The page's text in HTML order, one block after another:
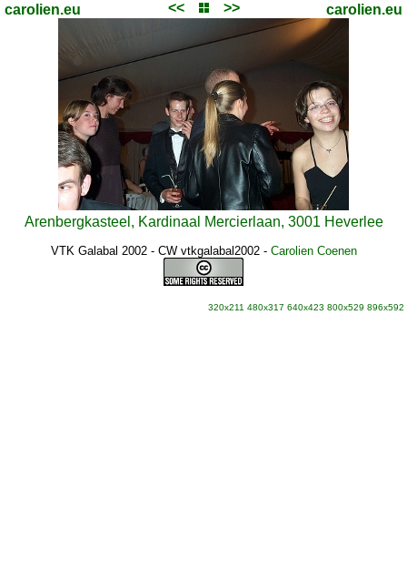
carolien.eu << >> carolien.eu
Arenbergkasteel, Kardinaal Mercierlaan, 3001 Heverlee
VTK Galabal 2002 - CW vtkgalabal2002- Carolien Coenen
320x211 480x317 640x423 800x529 896x592